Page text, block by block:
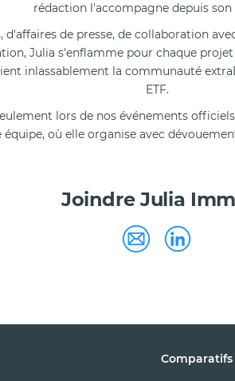
rédaction l'accompagne depuis son
de presse, de collaboration
Julia s'enflamme pour chaque
inlassablement la communauté
ETF.
lors de nos événements
équipe, où elle organise avec
Joindre Julia
Comparatifs